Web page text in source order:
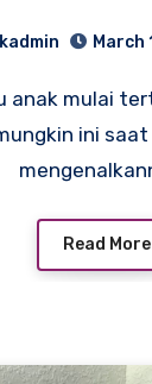
March
ini
Read More